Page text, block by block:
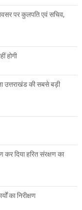
पर कुलपति एवं सचिव,
होगी
उत्तराखंड की सबसे बड़ी
कर दिया हरित संरक्षण का
का निरीक्षण